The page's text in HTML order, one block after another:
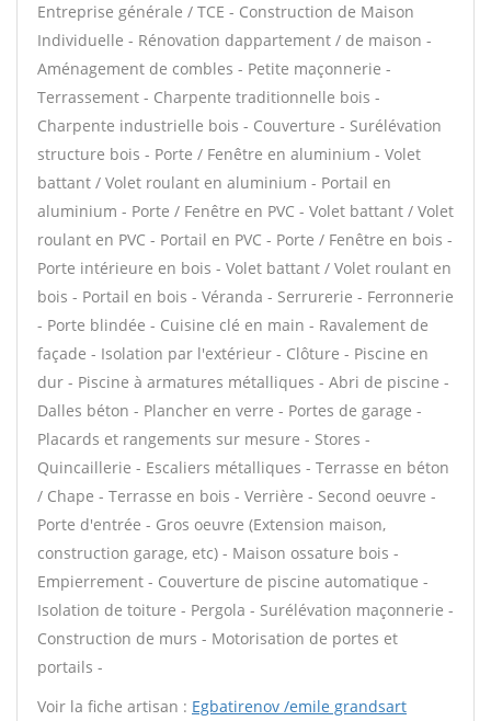
Entreprise générale / TCE - Construction de Maison
Individuelle - Rénovation dappartement / de maison -
Aménagement de combles - Petite maçonnerie -
Terrassement - Charpente traditionnelle bois -
Charpente industrielle bois - Couverture - Surélévation
structure bois - Porte / Fenêtre en aluminium - Volet
battant / Volet roulant en aluminium - Portail en
aluminium - Porte / Fenêtre en PVC - Volet battant / Volet
roulant en PVC - Portail en PVC - Porte / Fenêtre en bois -
Porte intérieure en bois - Volet battant / Volet roulant en
bois - Portail en bois - Véranda - Serrurerie - Ferronnerie
- Porte blindée - Cuisine clé en main - Ravalement de
façade - Isolation par l'extérieur - Clôture - Piscine en
dur - Piscine à armatures métalliques - Abri de piscine -
Dalles béton - Plancher en verre - Portes de garage -
Placards et rangements sur mesure - Stores -
Quincaillerie - Escaliers métalliques - Terrasse en béton
/ Chape - Terrasse en bois - Verrière - Second oeuvre -
Porte d'entrée - Gros oeuvre (Extension maison,
construction garage, etc) - Maison ossature bois -
Empierrement - Couverture de piscine automatique -
Isolation de toiture - Pergola - Surélévation maçonnerie -
Construction de murs - Motorisation de portes et
portails -
Voir la fiche artisan : Egbatirenov /emile grandsart